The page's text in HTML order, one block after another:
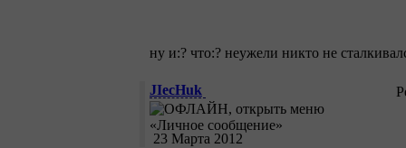
ну и:? что:? неужели никто не
JIecHuk
23 Марта 2012